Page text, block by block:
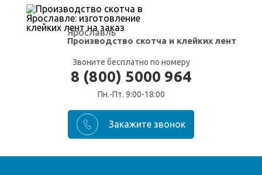
Ярославль
Производство скотча и клейких лент
Звоните бесплатно по номеру
8 (800) 5000 964
Пн.-Пт. 9:00-18:00